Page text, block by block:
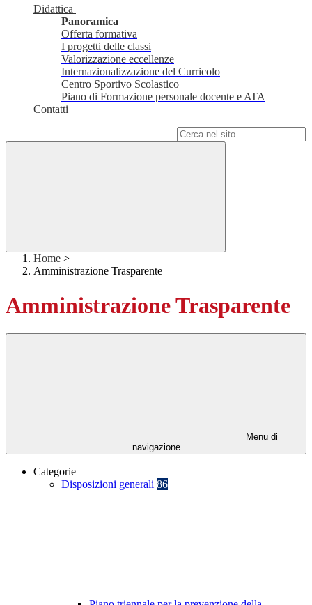
Didattica
Panoramica
Offerta formativa
I progetti delle classi
Valorizzazione eccellenze
Internazionalizzazione del Curricolo
Centro Sportivo Scolastico
Piano di Formazione personale docente e ATA
Contatti
Home >
Amministrazione Trasparente
Amministrazione Trasparente
Menu di
navigazione
Categorie
Disposizioni generali 86